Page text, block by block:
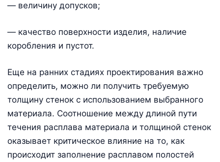
— величину допусков;
— качество поверхности изделия, наличие
коробления и пустот.
Еще на ранних стадиях проектирования важно
определить, можно ли получить требуемую
толщину стенок с использованием выбранного
материала. Соотношение между длиной пути
течения расплава материала и толщиной стенок
оказывает критическое влияние на то, как
происходит заполнение расплавом полостей